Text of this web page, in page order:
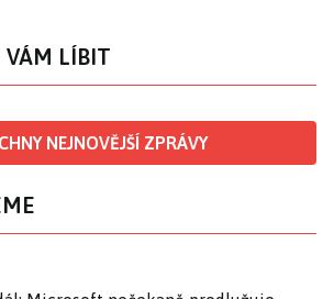
VÁM LÍBIT
NEJNOVĚJŠÍ ZPRÁVY